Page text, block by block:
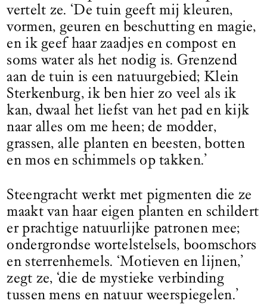
vertelt ze. ‘De tuin geeft mij kleuren,
vormen, geuren en beschutting en magie,
en ik geef haar zaadjes en compost en
soms water als het nodig is. Grenzend
aan de tuin is een natuurgebied; Klein
Sterkenburg, ik ben hier zo veel als ik
kan, dwaal het liefst van het pad en kijk
naar alles om me heen; de modder,
grassen, alle planten en beesten, botten
en mos en schimmels op takken.’
Steengracht werkt met pigmenten die ze
maakt van haar eigen planten en schildert
er prachtige natuurlijke patronen mee;
ondergrondse wortelstelsels, boomschors
en sterrenhemels. ‘Motieven en lijnen,’
zegt ze, ‘die de mystieke verbinding
tussen mens en natuur weerspiegelen.’